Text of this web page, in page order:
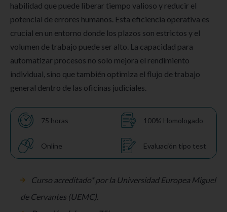
habilidad que puede liberar tiempo valioso y reducir el
potencial de errores humanos. Esta eficiencia operativa es
crucial en un entorno donde los plazos son estrictos y el
volumen de trabajo puede ser alto. La capacidad para
automatizar procesos no solo mejora el rendimiento
individual, sino que también optimiza el flujo de trabajo
general dentro de las oficinas judiciales.
75 horas 100% Homologado
Online Evaluación tipo test
Curso acreditado* por la Universidad Europea Miguel
de Cervantes (UEMC).